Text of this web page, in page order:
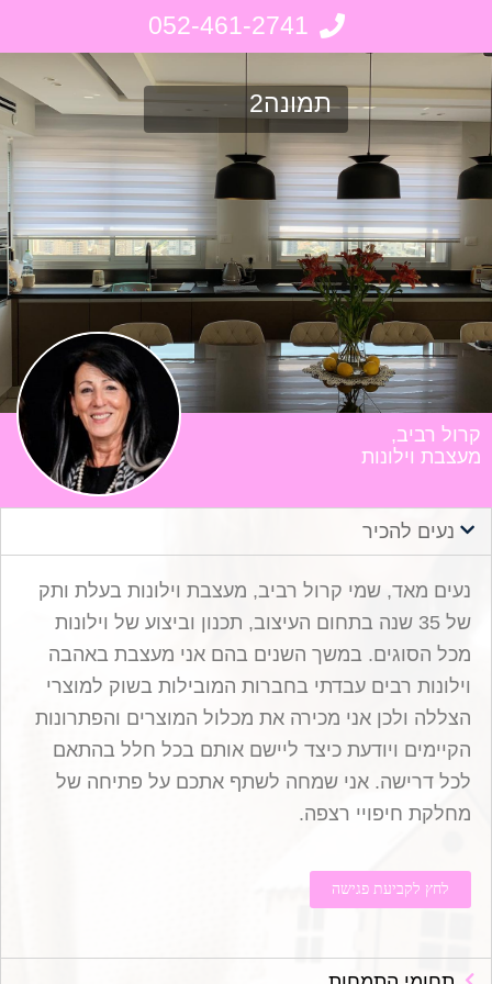
052-461-2741
תמונה2
קרול רביב,
מעצבת וילונות
נעים להכיר
נעים מאד, שמי קרול רביב, מעצבת וילונות בעלת ותק
של 35 שנה בתחום העיצוב, תכנון וביצוע של וילונות
מכל הסוגים. במשך השנים בהם אני מעצבת באהבה
וילונות רבים עבדתי בחברות המובילות בשוק למוצרי
הצללה ולכן אני מכירה את מכלול המוצרים והפתרונות
הקיימים ויודעת כיצד ליישם אותם בכל חלל בהתאם
לכל דרישה. אני שמחה לשתף אתכם על פתיחה של
מחלקת חיפויי רצפה.
לחץ לקביעת פגישה